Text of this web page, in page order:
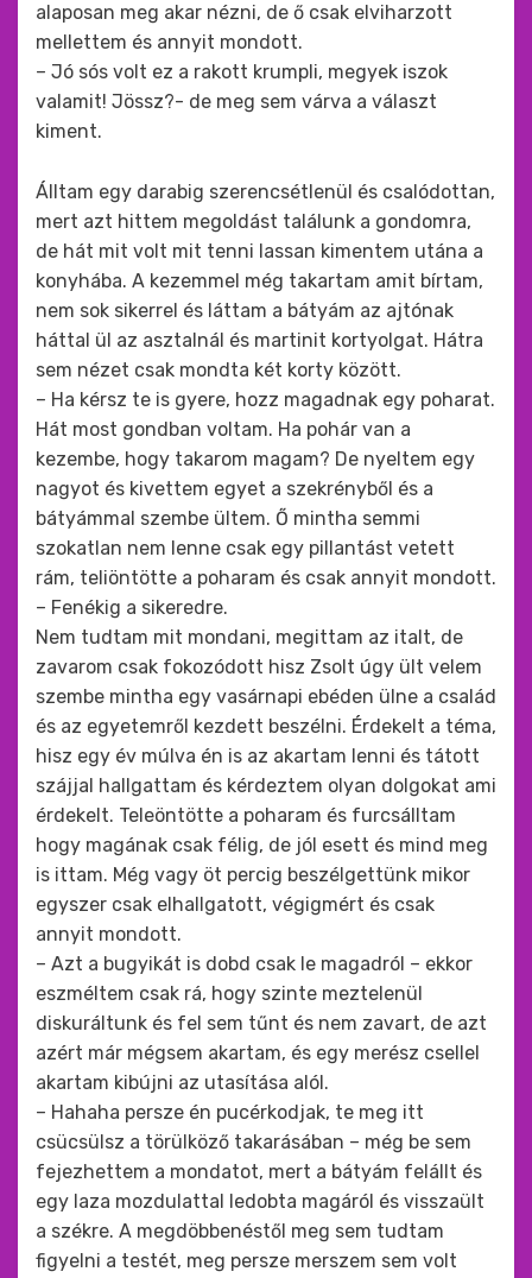
alaposan meg akar nézni, de ő csak elviharzott
mellettem és annyit mondott.
– Jó sós volt ez a rakott krumpli, megyek iszok
valamit! Jössz?- de meg sem várva a választ
kiment.
Álltam egy darabig szerencsétlenül és csalódottan,
mert azt hittem megoldást találunk a gondomra,
de hát mit volt mit tenni lassan kimentem utána a
konyhába. A kezemmel még takartam amit bírtam,
nem sok sikerrel és láttam a bátyám az ajtónak
háttal ül az asztalnál és martinit kortyolgat. Hátra
sem nézet csak mondta két korty között.
– Ha kérsz te is gyere, hozz magadnak egy poharat.
Hát most gondban voltam. Ha pohár van a
kezembe, hogy takarom magam? De nyeltem egy
nagyot és kivettem egyet a szekrényből és a
bátyámmal szembe ültem. Ő mintha semmi
szokatlan nem lenne csak egy pillantást vetett
rám, teliöntötte a poharam és csak annyit mondott.
– Fenékig a sikeredre.
Nem tudtam mit mondani, megittam az italt, de
zavarom csak fokozódott hisz Zsolt úgy ült velem
szembe mintha egy vasárnapi ebéden ülne a család
és az egyetemről kezdett beszélni. Érdekelt a téma,
hisz egy év múlva én is az akartam lenni és tátott
szájjal hallgattam és kérdeztem olyan dolgokat ami
érdekelt. Teleöntötte a poharam és furcsálltam
hogy magának csak félig, de jól esett és mind meg
is ittam. Még vagy öt percig beszélgettünk mikor
egyszer csak elhallgatott, végigmért és csak
annyit mondott.
– Azt a bugyikát is dobd csak le magadról – ekkor
eszméltem csak rá, hogy szinte meztelenül
diskuráltunk és fel sem tűnt és nem zavart, de azt
azért már mégsem akartam, és egy merész csellel
akartam kibújni az utasítása alól.
– Hahaha persze én pucérkodjak, te meg itt
csücsülsz a törülköző takarásában – még be sem
fejezhettem a mondatot, mert a bátyám felállt és
egy laza mozdulattal ledobta magáról és visszaült
a székre. A megdöbbenéstől meg sem tudtam
figyelni a testét, meg persze merszem sem volt